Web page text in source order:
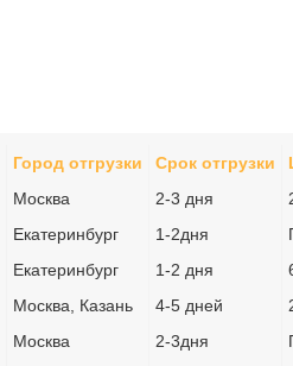
Город отгрузки Срок отгрузки
Москва 2-3 дня
Екатеринбург 1-2дня
Екатеринбург 1-2 дня
Москва, Казань 4-5 дней
Москва 2-3дня